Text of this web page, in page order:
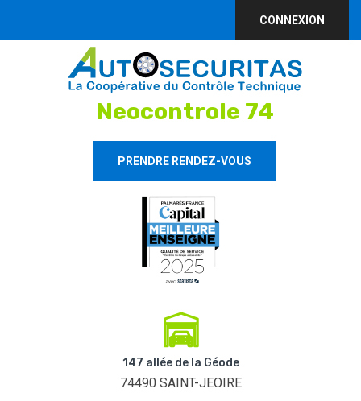
CONNEXION
Neocontrole 74
PRENDRE RENDEZ-VOUS
147 allée de la Géode
74490 SAINT-JEOIRE